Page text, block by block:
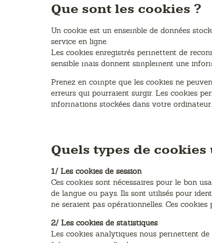
Que sont les cookies ?
Un cookie est un ensemble de données
service en ligne.
Les cookies enregistrés permettent de
sensible mais donnent simplement une
Prenez en compte que les cookies ne
erreurs qui pourraient surgir. Les cookies
informations stockées dans votre ordinateur.
Quels types de cookies
1/ Les cookies de session
Ces cookies sont nécessaires pour le bon
de langue ou pays. Ils sont utilisés pour
ne seraient pas opérationnelles. Ces
2/ Les cookies de statistiques
Les cookies analytiques nous permettent